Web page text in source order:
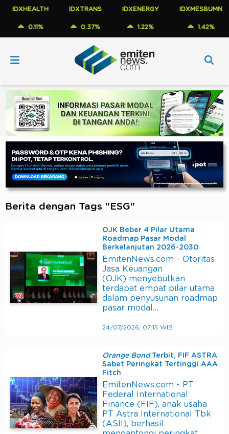
IDXHEALTH
0.11%
IDXTRANS
0.37%
IDXENERGY
1.22%
IDXMESBUMN
1.42%
Berita dengan Tags "ESG"
OJK Beber 4 Pilar Utama
Roadmap Pasar Modal
Berkelanjutan 2026-2030
EmitenNews.com - Otoritas
Jasa Keuangan
(OJK) menyebutkan
terdapat empat pilar utama
dalam penyusunan roadmap
pasar modal…
24/07/2026, 07:15 WIB
Orange Bond Terbit, FIF ASTRA
Sabet Peringkat Tertinggi AAA
Fitch
EmitenNews.com - PT
Federal International
Finance (FIF), anak usaha
PT Astra International Tbk
(ASII), berhasil